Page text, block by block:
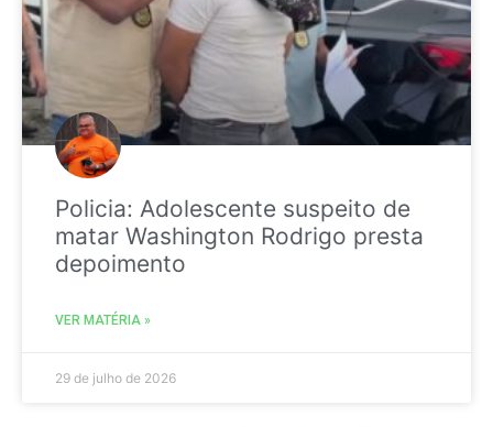
Policia: Adolescente suspeito de
matar Washington Rodrigo presta
depoimento
VER MATÉRIA »
29 de julho de 2026